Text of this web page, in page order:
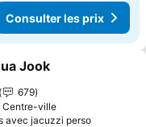
Consulter les prix
mes favoris
Jook
679
Centre-ville
avec jacuzzi perso